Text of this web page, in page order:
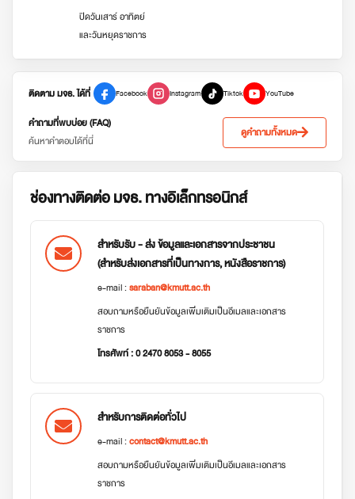
ปิดวันเสาร์ อาทิตย์
และวันหยุดราชการ
ติดตาม มจธ. ได้ที่ Facebook Instagram Tiktok YouTube
คำถามที่พบบ่อย (FAQ)
ค้นหาคำตอบได้ที่นี่
ดูคำถามทั้งหมด
ช่องทางติดต่อ มจธ. ทางอิเล็กทรอนิกส์
สำหรับรับ - ส่ง ข้อมูลและเอกสารจากประชาชน
(สำหรับส่งเอกสารที่เป็นทางการ, หนังสือราชการ)
e-mail :saraban@kmutt.ac.th
สอบถามหรือยืนยันข้อมูลเพิ่มเติมเป็นอีเมลและเอกสาร
ราชการ
โทรศัพท์ : 0 2470 8053 - 8055
สำหรับการติดต่อทั่วไป
e-mail :contact@kmutt.ac.th
สอบถามหรือยืนยันข้อมูลเพิ่มเติมเป็นอีเมลและเอกสาร
ราชการ